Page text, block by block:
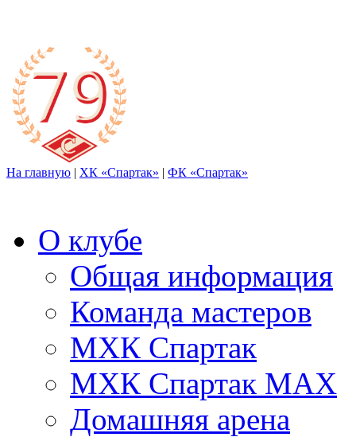
На главную | ХК «Спартак» | ФК «Спартак»
О клубе
Общая информация
Команда мастеров
МХК Спартак
МХК Спартак МАХ
Домашняя арена